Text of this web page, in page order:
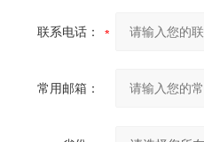
联系电话：
常用邮箱：